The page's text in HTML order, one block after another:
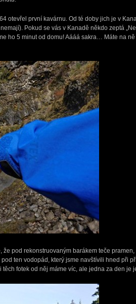
otevřel první kavárnu. Od té doby jich je v
Pokud se vás v Kanadě někdo zeptá
ho 5 minut od domu! Aááá sakra… Máte na
pod rekonstruovaným barákem teče
ten vodopád, který jsme navštívili hned při
fotek od něj máme víc, ale jedna za den je